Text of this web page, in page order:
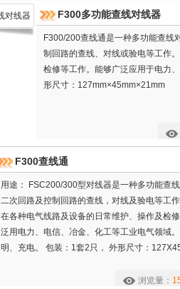
F300多功能查线对线器
F300/200查线通是一种多功能查线
制回路的查线、对线或验电等工作
检修等工作。能够广泛应用于电
形尺寸：127mm×45mm×21mm
F300查线通
用途： FSC200/300型对线器是一种多功能查
二次回路及控制回路的查线，对线及验电等工
在各种电气线路及设备的日常维护、操作及检
泛用电力、电信、冶金、化工等工业电气领域
明、充电。 包装：1套2只， 外形尺寸：
浏览量：